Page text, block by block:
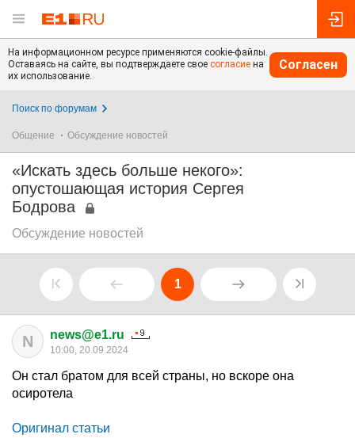
На информационном ресурсе применяются cookie-файлы.
Оставаясь на сайте, вы подтверждаете свое согласие на
их использование.
Согласен
Поиск по форумам
Общение Обсуждение новостей
«Искать здесь больше некого»:
опустошающая история Сергея
Бодрова
Обсуждение новостей
1
N news@e1.ru
10:00, 20.09.2024
Он стал братом для всей страны, но вскоре она
осиротела
Оригинал статьи